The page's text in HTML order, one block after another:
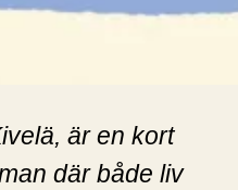
är en kort
där både liv